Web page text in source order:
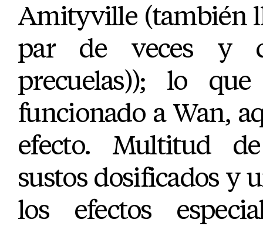
Amityville (también
par de veces y
precuelas)); lo
funcionado a Wan,
efecto. Multitud
sustos dosificados y
los efectos